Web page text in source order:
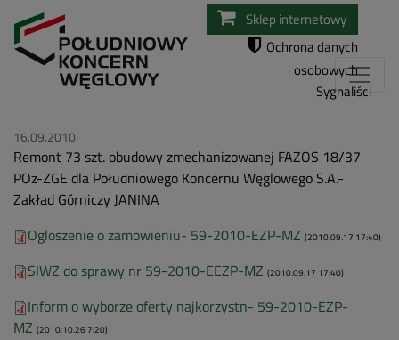
Przejdź
do
Sklep internetowy
Ochrona danych
osobowych
Sygnaliści
16.09.2010
Remont 73 szt. obudowy zmechanizowanej FAZOS 18/37
POz-ZGE dla Południowego Koncernu Węglowego S.A.-
Zakład Górniczy JANINA
Ogloszenie o zamowieniu- 59-2010-EZP-MZ (2010.09.17 17:40)
SIWZ do sprawy nr 59-2010-EEZP-MZ (2010.09.17 17:40)
Inform o wyborze oferty najkorzystn- 59-2010-EZP-
MZ (2010.10.26 7:20)